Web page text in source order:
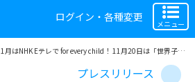
ログイン・各種変更
メニュー
はNHK Eテレで for every child！ 11月20日は「世界子どもの日」、「子どもの権利」をテーマにした番組が今年も Eテレで放送されます
プレスリリース